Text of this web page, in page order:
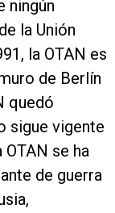
ningún
la Unión
la OTAN es
de Berlín
quedó
sigue vigente
se ha
de guerra